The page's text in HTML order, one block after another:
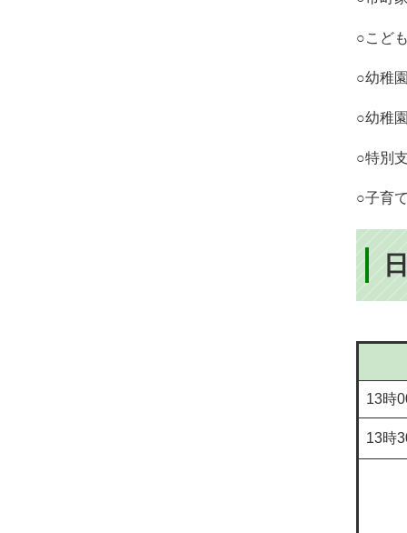
○こど
○幼稚
○幼稚
○特別
○子育
13時
13時